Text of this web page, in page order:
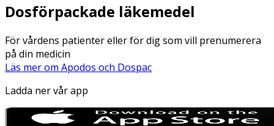
Dosförpackade läkemedel
För vårdens patienter eller för dig som vill prenumerera
på din medicin
Läs mer om Apodos och Dospac
Ladda ner vår app